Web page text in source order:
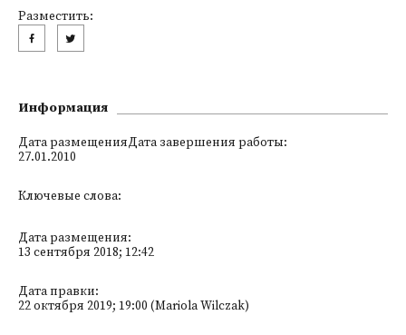
Разместить:
Информация
Дата размещенияДата завершения работы:
27.01.2010
Ключевые слова:
Дата размещения:
13 сентября 2018; 12:42
Дата правки:
22 октября 2019; 19:00 (Mariola Wilczak)